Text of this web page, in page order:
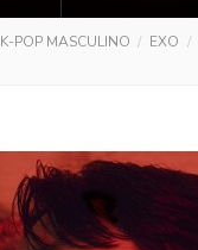
K-POP MASCULINO EXO